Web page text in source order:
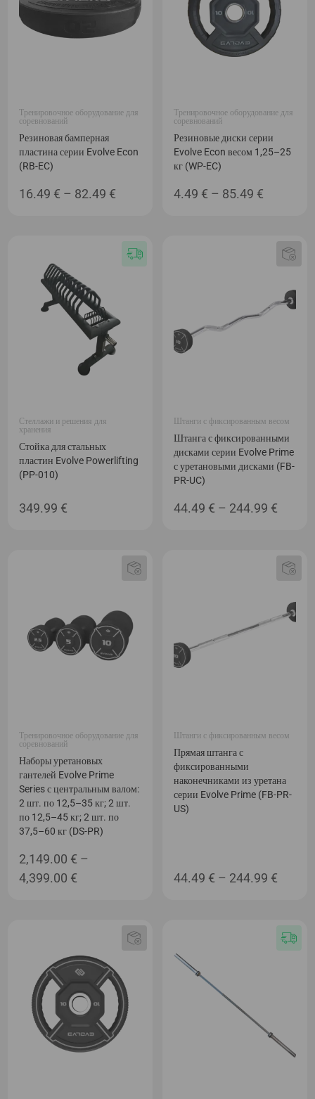
Тренировочное оборудование для
соревнований
Резиновая бамперная
пластина серии Evolve Econ
(RB-EC)
16.49 € – 82.49 € Диапазон
Тренировочное оборудование для
соревнований
Резиновые диски серии
Evolve Econ весом 1,25–25
кг (WP-EC)
4.49 € – 85.49 €
Стеллажи и решения для
хранения
Стойка для стальных
пластин Evolve Powerlifting
(PP-010)
349.99 €
Штанги с фиксированным весом
Штанга с фиксированными
дисками серии Evolve Prime
с уретановыми дисками (FB-
PR-UC)
44.49 € – 244.99 €
–
Тренировочное оборудование для
соревнований
Наборы уретановых
гантелей Evolve Prime
Series с центральным валом:
2 шт. по 12,5–35 кг; 2 шт.
по 12,5–45 кг; 2 шт. по
37,5–60 кг (DS-PR)
2,149.00 € –
4,399.00 €
4,399.00 €
Штанги с фиксированным весом
Прямая штанга с
фиксированными
наконечниками из уретана
серии Evolve Prime (FB-PR-
US)
44.49 € – 244.99 €
–